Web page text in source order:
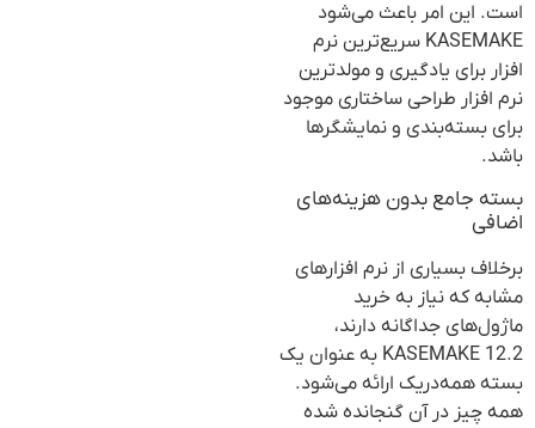
است. این امر باعث می‌شود
KASEMAKE سریع‌ترین نرم
افزار برای یادگیری و مولدترین
نرم افزار طراحی ساختاری موجود
برای بسته‌بندی و نمایشگرها
باشد.
بسته جامع بدون هزینه‌های
اضافی
برخلاف بسیاری از نرم افزارهای
مشابه که نیاز به خرید
ماژول‌های جداگانه دارند،
KASEMAKE 12.2 به عنوان یک
بسته همه‌در‌یک ارائه می‌شود.
همه چیز در آن گنجانده شده